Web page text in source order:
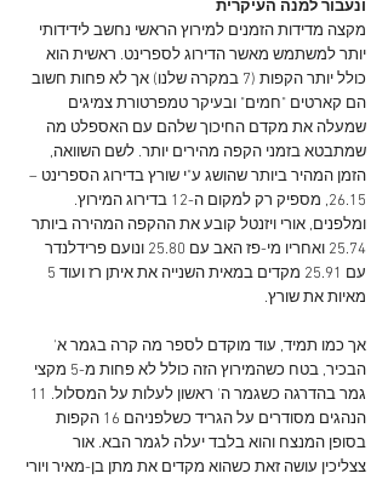
ונעבור למנה העיקרית
מקצה מדידות הזמנים למירוץ הראשי נחשב לידידותי
יותר למשתמש מאשר הדירוג לספרינט. ראשית הוא
כולל יותר הקפות (7 במקרה שלנו) אך לא פחות חשוב
הם קארטים "חמים" ובעיקר טמפרטורת צמיגים
שמעלה את מקדם החיכוך שלהם עם האספלט מה
שמתבטא בזמני הקפה מהירים יותר. לשם השוואה,
הזמן המהיר ביותר שהושג ע"י שורץ בדירוג הספרינט –
26.15, מספיק רק למקום ה-12 בדירוג המירוץ.
ומלפנים, אורי ויזנטל קובע את ההקפה המהירה ביותר
25.74 ואחריו מי-פז האב עם 25.80 ונועם פרידלנדר
מאיות את שורץ.
אך כמו תמיד, עוד מוקדם לספר מה קרה בגמר א'
הבכיר, בטח כשהמירוץ הזה כולל לא פחות מ-5 מקצי
הנהגים מסודרים על הגריד כשלפניהם 16 הקפות
בסופן המנצח והוא בלבד יעלה לגמר הבא. אור
צצליכין עושה זאת כשהוא מקדים את מתן בן-מאיר ויורי